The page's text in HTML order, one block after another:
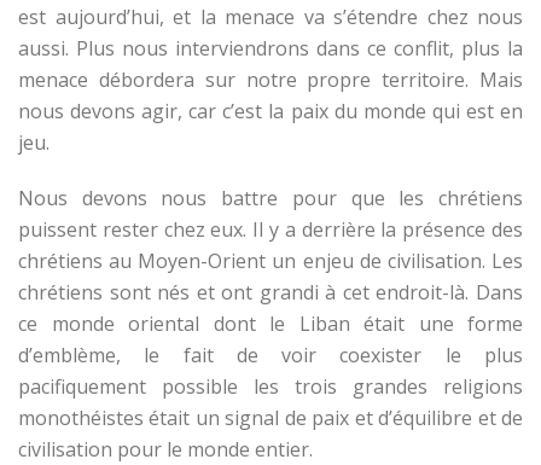
est aujourd’hui, et la menace va s’étendre chez nous
aussi. Plus nous interviendrons dans ce conflit, plus la
menace débordera sur notre propre territoire. Mais
nous devons agir, car c’est la paix du monde qui est en
jeu.
Nous devons nous battre pour que les chrétiens
puissent rester chez eux. Il y a derrière la présence des
chrétiens au Moyen-Orient un enjeu de civilisation. Les
chrétiens sont nés et ont grandi à cet endroit-là. Dans
ce monde oriental dont le Liban était une forme
d’emblème, le fait de voir coexister le plus
pacifiquement possible les trois grandes religions
monothéistes était un signal de paix et d’équilibre et de
civilisation pour le monde entier.